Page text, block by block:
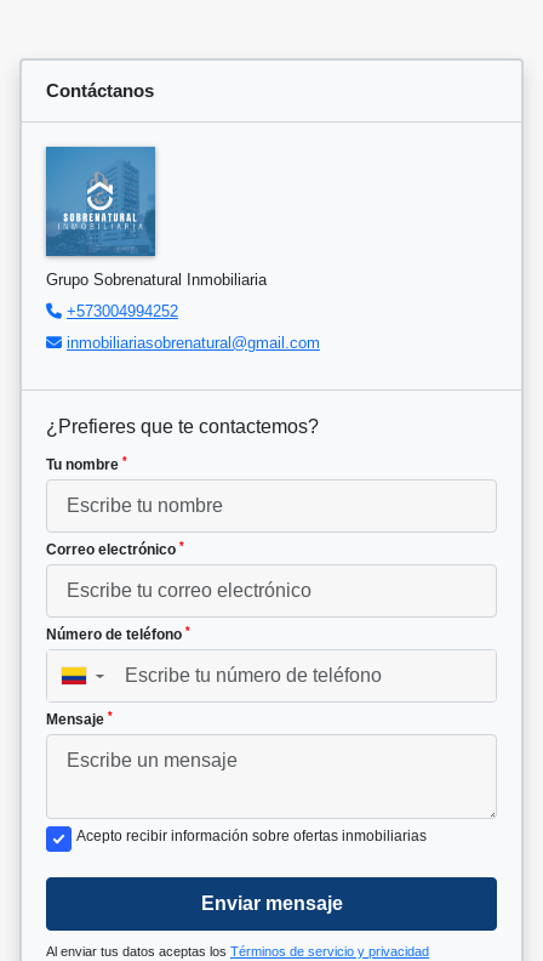
Contáctanos
Grupo Sobrenatural Inmobiliaria
+573004994252
inmobiliariasobrenatural@gmail.com
¿Prefieres que te contactemos?
Tu nombre *
Correo electrónico *
Número de teléfono *
▼
Mensaje *
Acepto recibir información sobre ofertas inmobiliarias
Enviar mensaje
Al enviar tus datos aceptas los Términos de servicio y privacidad